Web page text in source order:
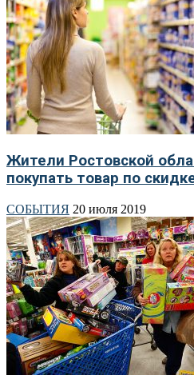
Жители Ростовской
покупать товар по
СОБЫТИЯ 20 июля 2019